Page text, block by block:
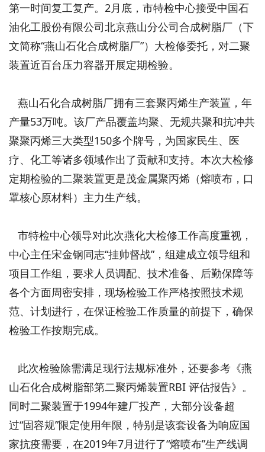
第一时间复工复产。2月底，市特检中心接受中国石
油化工股份有限公司北京燕山分公司合成树脂厂（下
文简称“燕山石化合成树脂厂”）大检修委托，对二聚
装置近百台压力容器开展定期检验。
燕山石化合成树脂厂拥有三套聚丙烯生产装置，年
产量53万吨。该厂产品覆盖均聚、无规共聚和抗冲共
聚聚丙烯三大类型150多个牌号，为国家民生、医
疗、化工等诸多领域作出了贡献和支持。本次大检修
定期检验的二聚装置更是茂金属聚丙烯（熔喷布，口
罩核心原材料）主力生产线。
市特检中心领导对此次燕化大检修工作高度重视，
中心主任宋金钢同志“挂帅督战”，组建成立领导组和
项目工作组，要求人员调配、技术准备、后勤保障等
各个方面周密安排，现场检验工作严格按照技术规
范、计划进行，在保证检验工作质量的前提下，确保
检验工作按期完成。
此次检验除需满足现行法规标准外，还要参考《燕
山石化合成树脂部第二聚丙烯装置RBI 评估报告》。
同时二聚装置于1994年建厂投产，大部分设备超
过“固容规”限定使用年限，特别是该套设备为响应国
家抗疫需要，在2019年7月进行了“熔喷布”生产线调